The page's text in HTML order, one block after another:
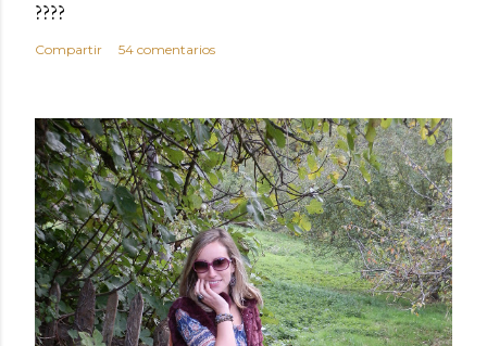
????
Compartir 54 comentarios